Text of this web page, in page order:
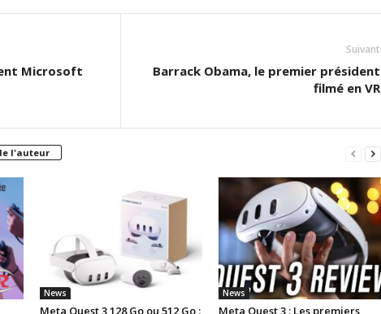
Microsoft
Suivant
Barrack Obama, le premier président
filmé en VR
l'auteur
News
Meta Quest 3 128 Go ou 512 Go :
News
Meta Quest 3 : Les premiers